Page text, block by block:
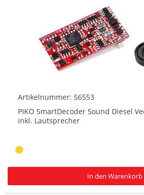
Artikelnummer: 56553
PIKO SmartDecoder Sound Diesel
inkl. Lautsprecher
In den Warenkorb